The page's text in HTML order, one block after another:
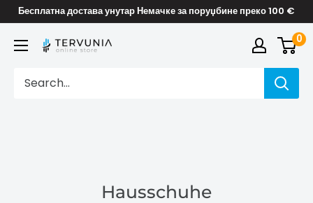
Skip
content
Бесплатна достава унутар Немачке за поруџбине преко 100 €
TERVUNIA
Stores
0
Hausschuhe